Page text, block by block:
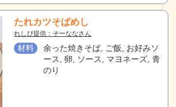
たれカツそばめし
れしぴ提供：そーななさん
材料
余った焼きそば, ご飯, お好みソ
ース, 卵, ソース, マヨネーズ, 青
のり